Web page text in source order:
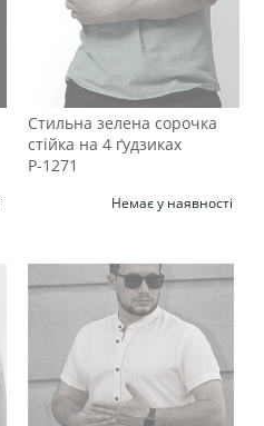
Стильна зелена сорочка
стійка на 4 ґудзиках
Р-1271
Немає у наявності